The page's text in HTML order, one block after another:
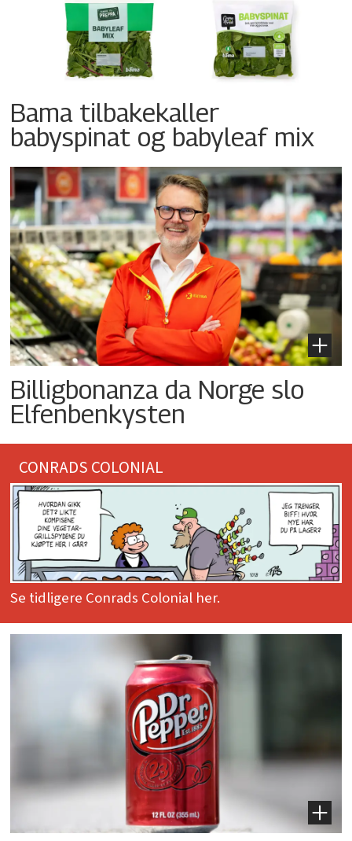
Bama tilbakekaller
babyspinat og babyleaf mix
Billigbonanza da Norge slo
Elfenbenkysten
CONRADS COLONIAL
Se tidligere Conrads Colonial her.